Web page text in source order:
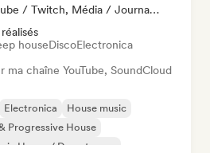
Chaîne Youtube / Twitch, Média / Journaliste
houseDiscoElectronica
ma chaîne YouTube, SoundCloud
Electronica
House music
Progressive House
House / Downtempo